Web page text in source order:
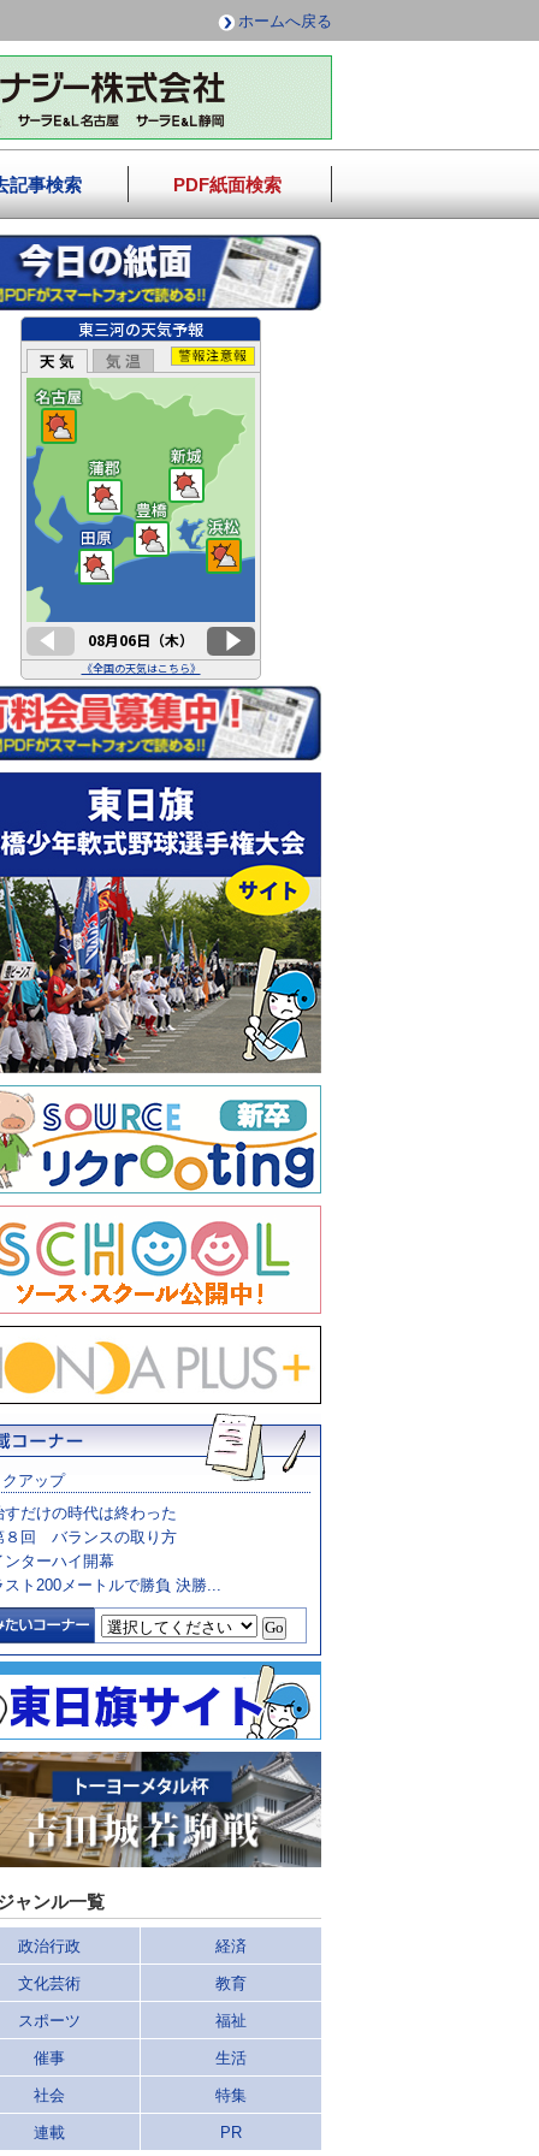
ホームへ戻る
記事検索 PDF紙面検索
アップ
すだけの時代は終わった
８回 バランスの取り方
ンターハイ開幕
スト200メートルで勝負 決勝...
ャンル一覧
政治行政 経済
文化芸術 教育
スポーツ 福祉
催事 生活
社会 特集
連載 PR